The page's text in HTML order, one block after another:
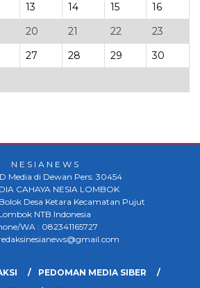
13 14 15
16
20 21 22
23
27 28 29
30
N E S I A N E W S
Media di Dewan Pers: 30454
CAHAYA NESIA LOMBOK
Desa Ketara Kecamatan Pujut
NTB Indonesia
WA : 082341165727
PEDOMAN MEDIA SIBER